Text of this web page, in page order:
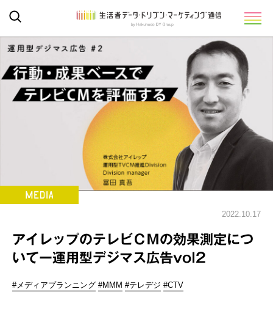
2022.10.17
アイレップのテレビＣＭの効果測定につ
いてー運用型デジマス広告vol2
#メディアプランニング #MMM #テレデジ #CTV